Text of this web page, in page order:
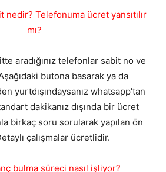
nedir? Telefonuma ücret yansıtılır
mı?
aradığınız telefonlar sabit no ve
butona basarak ya da
yurtdışındaysanız whatsapp'tan
dakikanız dışında bir ücret
birkaç soru sorularak yapılan ön
çalışmalar ücretlidir.
bulma süreci nasıl işliyor?